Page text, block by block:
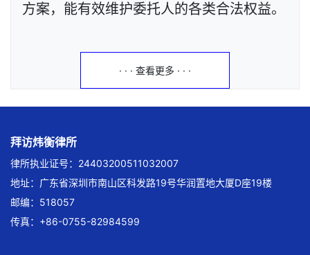
方案，能有效维护委托人的各类合法权益。
· · · 查看更多 · · ·
拜访炜衡律所
律所执业证号：24403200511032007
地址：广东省深圳市南山区科发路19号华润置地大厦D座19楼
邮编：518057
传真：+86-0755-82984599